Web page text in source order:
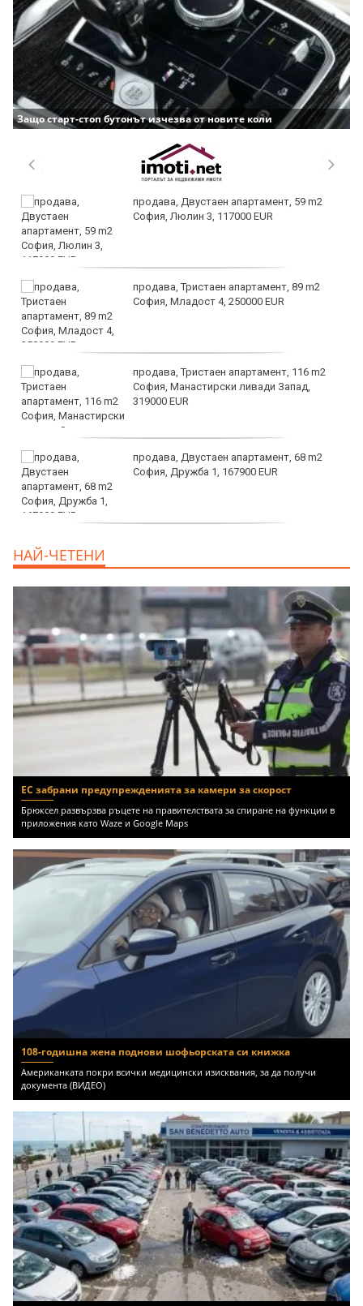
Защо старт-стоп бутонът изчезва от новите коли
продава, Двустаен апартамент, 59 m2
София, Люлин 3, 117000 EUR
продава, Тристаен апартамент, 89 m2
София, Младост 4, 250000 EUR
продава, Тристаен апартамент, 116 m2
София, Манастирски ливади Запад,
319000 EUR
продава, Двустаен апартамент, 68 m2
София, Дружба 1, 167900 EUR
НАЙ-ЧЕТЕНИ
ЕС забрани предупрежденията за камери за скорост
Брюксел развързва ръцете на правителствата за спиране на функции в
приложения като Waze и Google Maps
108-годишна жена поднови шофьорската си книжка
Американката покри всички медицински изисквания, за да получи
документа (ВИДЕО)